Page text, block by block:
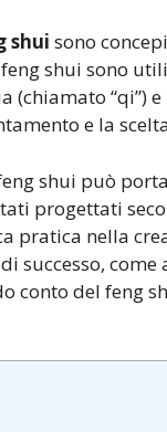
shui sono
shui sono
(chiamato “qi”)
e la
shui può
progettati
pratica nella
successo,
conto del feng